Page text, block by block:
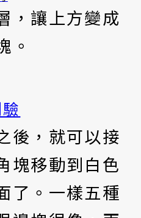
，讓上方變成
。
後，就可以接
塊移動到白色
了。一樣五種